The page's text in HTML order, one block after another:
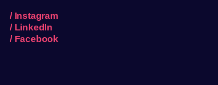
/ Instagram
/ LinkedIn
/ Facebook